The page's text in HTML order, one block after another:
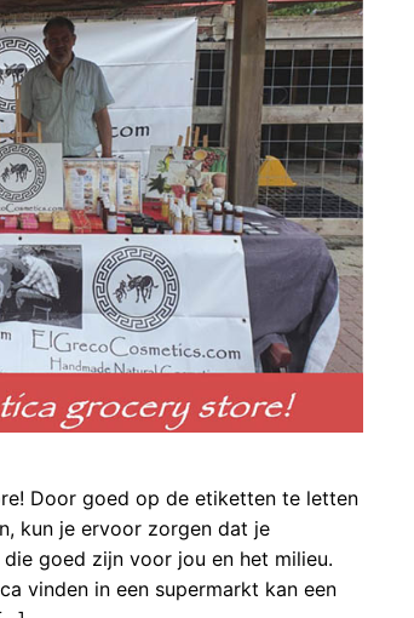
Door goed op de etiketten te letten
kun je ervoor zorgen dat je
goed zijn voor jou en het milieu.
vinden in een supermarkt kan een